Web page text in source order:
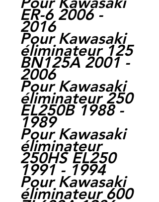
ER-6 2006 -
2016
Pour Kawasaki
éliminateur 125
BN125A 2001 -
2006
Pour Kawasaki
éliminateur 250
EL250B 1988 -
1989
Pour Kawasaki
éliminateur
250HS EL250
1991 - 1994
Pour Kawasaki
éliminateur 600